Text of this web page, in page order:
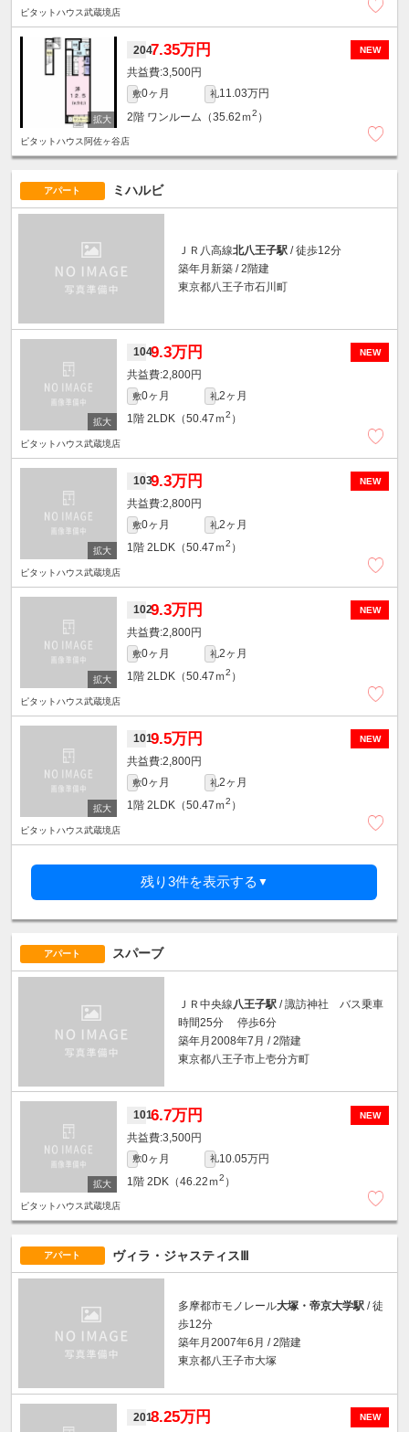
ピタットハウス武蔵境店
NEW
2047.35万円
3,500円
敷0ヶ月 礼11.03万円
2階 ワンルーム（35.62ｍ2 ）
ピタットハウス阿佐ヶ谷店
アパート ミハルビ
ＪＲ八高線北八王子駅 / 徒歩12分
築年月新築 / 2階建
東京都八王子市石川町
NEW
1049.3万円
2,800円
敷0ヶ月 礼2ヶ月
1階 2LDK（50.47ｍ2 ）
ピタットハウス武蔵境店
NEW
1039.3万円
2,800円
敷0ヶ月 礼2ヶ月
1階 2LDK（50.47ｍ2 ）
ピタットハウス武蔵境店
NEW
1029.3万円
2,800円
敷0ヶ月 礼2ヶ月
1階 2LDK（50.47ｍ2 ）
ピタットハウス武蔵境店
NEW
1019.5万円
2,800円
敷0ヶ月 礼2ヶ月
1階 2LDK（50.47ｍ2 ）
ピタットハウス武蔵境店
残り3件を表示する ▼
アパート スパーブ
ＪＲ中央線 八王子駅 / 諏訪神社 バス乗車
時間25分 停歩6分
築年月2008年7月 / 2階建
東京都八王子市上壱分方町
NEW
1016.7万円
3,500円
敷0ヶ月 礼10.05万円
1階 2DK（46.22ｍ2 ）
ピタットハウス武蔵境店
アパート ヴィラ・ジャスティスⅢ
多摩都市モノレール大塚・帝京大学駅 / 徒
歩12分
築年月2007年6月 / 2階建
東京都八王子市大塚
NEW
2018.25万円